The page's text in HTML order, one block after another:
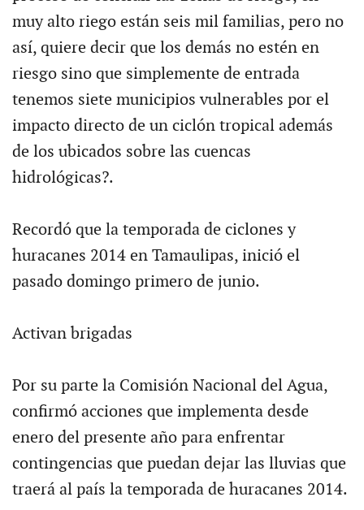
muy alto riego están seis mil familias, pero no
así, quiere decir que los demás no estén en
riesgo sino que simplemente de entrada
tenemos siete municipios vulnerables por el
impacto directo de un ciclón tropical además
de los ubicados sobre las cuencas
hidrológicas?.
Recordó que la temporada de ciclones y
huracanes 2014 en Tamaulipas, inició el
pasado domingo primero de junio.
Activan brigadas
Por su parte la Comisión Nacional del Agua,
confirmó acciones que implementa desde
enero del presente año para enfrentar
contingencias que puedan dejar las lluvias que
traerá al país la temporada de huracanes 2014.